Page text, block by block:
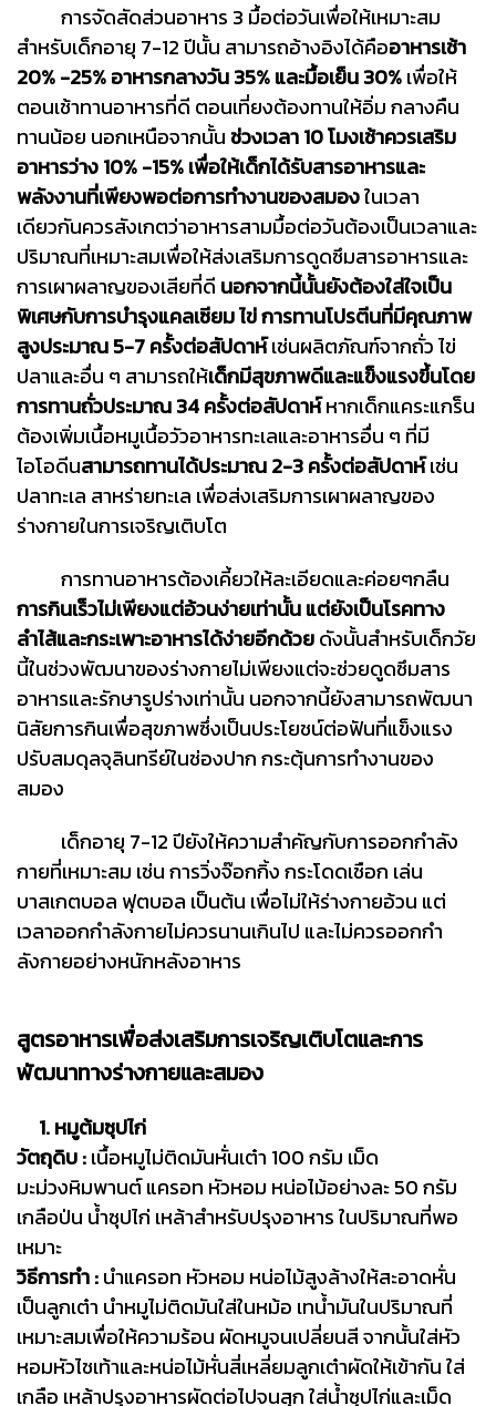
การจัดสัดส่วนอาหาร 3 มื้อต่อวันเพื่อให้เหมาะสม
สำหรับเด็กอายุ 7-12 ปีนั้น สามารถอ้างอิงได้คืออาหารเช้า
20% -25% อาหารกลางวัน 35% และมื้อเย็น 30%เพื่อให้
ตอนเช้าทานอาหารที่ดี ตอนเที่ยงต้องทานให้อิ่ม กลางคืน
ทานน้อย นอกเหนือจากนั้นช่วงเวลา 10 โมงเช้าควรเสริม
อาหารว่าง 10% -15% เพื่อให้เด็กได้รับสารอาหารและ
พลังงานที่เพียงพอต่อการทำงานของสมองในเวลา
เดียวกันควรสังเกตว่าอาหารสามมื้อต่อวันต้องเป็นเวลาและ
ปริมาณที่เหมาะสมเพื่อให้ส่งเสริมการดูดซึมสารอาหารและ
การเผาผลาญของเสียที่ดี นอกจากนี้นั้นยังต้องใส่ใจเป็น
พิเศษกับการบำรุงแคลเซียม ไข่ การทานโปรตีนที่มีคุณภาพ
สูงประมาณ 5-7 ครั้งต่อสัปดาห์เช่นผลิตภัณฑ์จากถั่ว ไข่
ปลาและอื่น ๆ สามารถให้เด็กมีสุขภาพดีและแข็งแรงขึ้นโดย
การทานถั่วประมาณ 34 ครั้งต่อสัปดาห์หากเด็กแคระแกร็น
ต้องเพิ่มเนื้อหมูเนื้อวัวอาหารทะเลและอาหารอื่น ๆ ที่มี
ไอโอดีนสามารถทานได้ประมาณ 2-3 ครั้งต่อสัปดาห์เช่น
ปลาทะเล สาหร่ายทะเล เพื่อส่งเสริมการเผาผลาญของ
ร่างกายในการเจริญเติบโต
การทานอาหารต้องเคี้ยวให้ละเอียดและค่อยๆกลืน
การกินเร็วไม่เพียงแต่อ้วนง่ายเท่านั้น แต่ยังเป็นโรคทาง
ลำไส้และกระเพาะอาหารได้ง่ายอีกด้วยดังนั้นสําหรับเด็กวัย
นี้ในช่วงพัฒนาของร่างกายไม่เพียงแต่จะช่วยดูดซึมสาร
อาหารและรักษารูปร่างเท่านั้น นอกจากนี้ยังสามารถพัฒนา
นิสัยการกินเพื่อสุขภาพซึ่งเป็นประโยชน์ต่อฟันที่แข็งแรง
ปรับสมดุลจุลินทรีย์ในช่องปาก กระตุ้นการทำงานของ
สมอง
เด็กอายุ 7-12 ปียังให้ความสําคัญกับการออกกําลัง
กายที่เหมาะสม เช่น การวิ่งจ๊อกกิ้ง กระโดดเชือก เล่น
บาสเกตบอล ฟุตบอล เป็นต้น เพื่อไม่ให้ร่างกายอ้วน แต่
เวลาออกกําลังกายไม่ควรนานเกินไป และไม่ควรออกกํา
ลังกายอย่างหนักหลังอาหาร
สูตรอาหารเพื่อส่งเสริมการเจริญเติบโตและการ
พัฒนาทางร่างกายและสมอง
1. หมูต้มซุปไก่
วัตถุดิบ :เนื้อหมูไม่ติดมันหั่นเต๋า 100 กรัม เม็ด
มะม่วงหิมพานต์ แครอท หัวหอม หน่อไม้อย่างละ 50 กรัม
เกลือป่น น้ำซุปไก่ เหล้าสำหรับปรุงอาหาร ในปริมาณที่พอ
เหมาะ
วิธีการทำ :นำแครอท หัวหอม หน่อไม้สูงล้างให้สะอาดหั่น
เป็นลูกเต๋า นำหมูไม่ติดมันใส่ในหม้อ เทน้ำมันในปริมาณที่
เหมาะสมเพื่อให้ความร้อน ผัดหมูจนเปลี่ยนสี จากนั้นใส่หัว
หอมหัวไชเท้าและหน่อไม้หั่นสี่เหลี่ยมลูกเต๋าผัดให้เข้ากัน ใส่
เกลือ เหล้าปรุงอาหารผัดต่อไปจนสุก ใส่น้ำซุปไก่และเม็ด